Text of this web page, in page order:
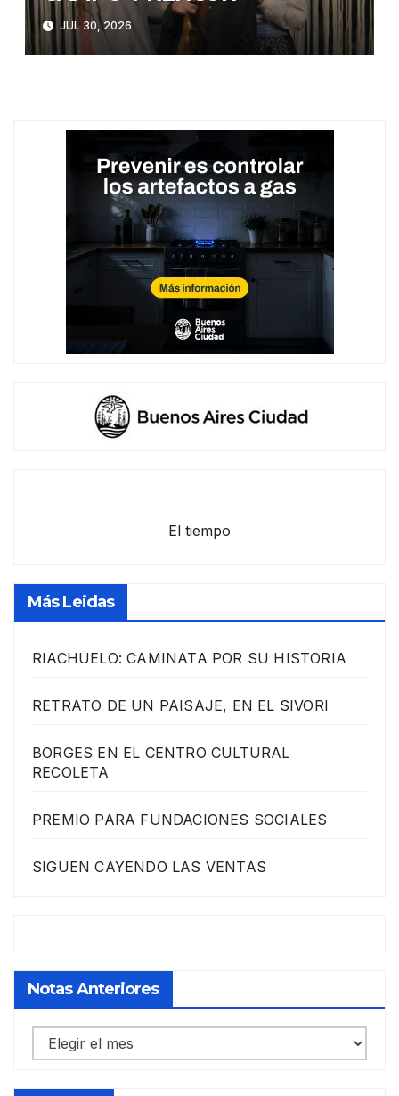
JUL 30, 2026
El tiempo
Más Leidas
RIACHUELO: CAMINATA POR SU HISTORIA
RETRATO DE UN PAISAJE, EN EL SIVORI
BORGES EN EL CENTRO CULTURAL
RECOLETA
PREMIO PARA FUNDACIONES SOCIALES
SIGUEN CAYENDO LAS VENTAS
Notas Anteriores
Notas
anteriores